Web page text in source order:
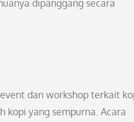
dipanggang secara
dan workshop terkait
kopi yang sempurna. Acara